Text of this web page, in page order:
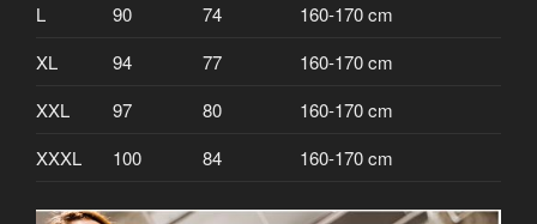
L
90 74
160-170 cm
XL
94 77
160-170 cm
XXL
97 80
160-170 cm
XXXL
100 84 160-170 cm